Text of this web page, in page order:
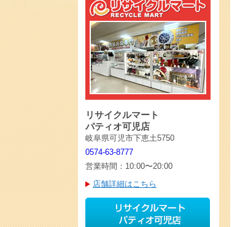
リサイクルマート
パティオ可児店
岐阜県可児市下恵土5750
0574-63-8777
営業時間：10:00〜20:00
店舗詳細はこちら